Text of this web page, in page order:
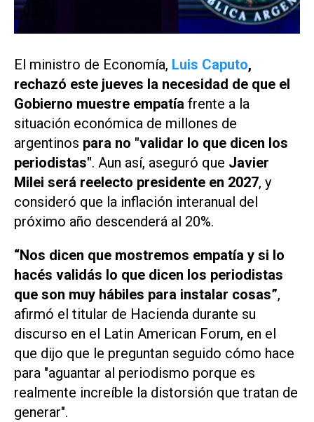
El ministro de Economía, Luis Caputo,
rechazó este jueves la necesidad de que el
Gobierno muestre empatía frente a la
situación económica de millones de
argentinos para no "validar lo que dicen los
periodistas". Aun así, aseguró que Javier
Milei será reelecto presidente en 2027, y
consideró que la inflación interanual del
próximo año descenderá al 20%.
“Nos dicen que mostremos empatía y si lo
hacés validás lo que dicen los periodistas
que son muy hábiles para instalar cosas”,
afirmó el titular de Hacienda durante su
discurso en el Latin American Forum, en el
que dijo que le preguntan seguido cómo hace
para "aguantar al periodismo porque es
realmente increíble la distorsión que tratan de
generar".